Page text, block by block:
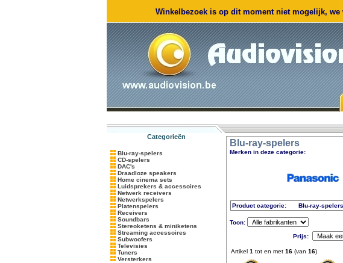
Winkelbezoek is op dit moment niet mogelijk,
Categorieën
Blu-ray-spelers
CD-spelers
DAC's
Draadloze speakers
Home cinema sets
Luidsprekers & accessoires
Netwerk receivers
Netwerkspelers
Platenspelers
Receivers
Soundbars
Stereoketens & miniketens
Streaming accessoires
Subwoofers
Televisies
Tuners
Versterkers
Blu-ray-spelers
Merken in deze categorie:
Product categorie: Blu-ray-spelers
Toon:
Prijs:
Artikel 1 tot en met 16 (van 16)